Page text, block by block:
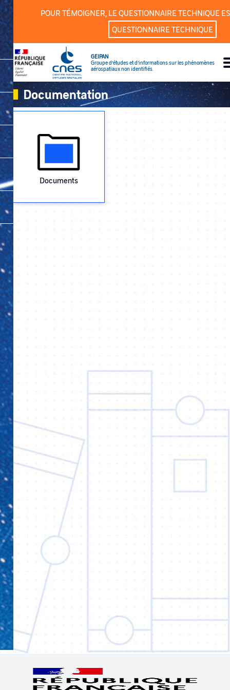
Cookies management panel
POUR TÉMOIGNER, LE QUESTIONNAIRE TECHNIQUE
QUESTIONNAIRE TECHNIQUE
GEIPAN
Groupe d’études et d’informations sur les phénomènes
aérospatiaux non identifiés.
Documentation
Documents